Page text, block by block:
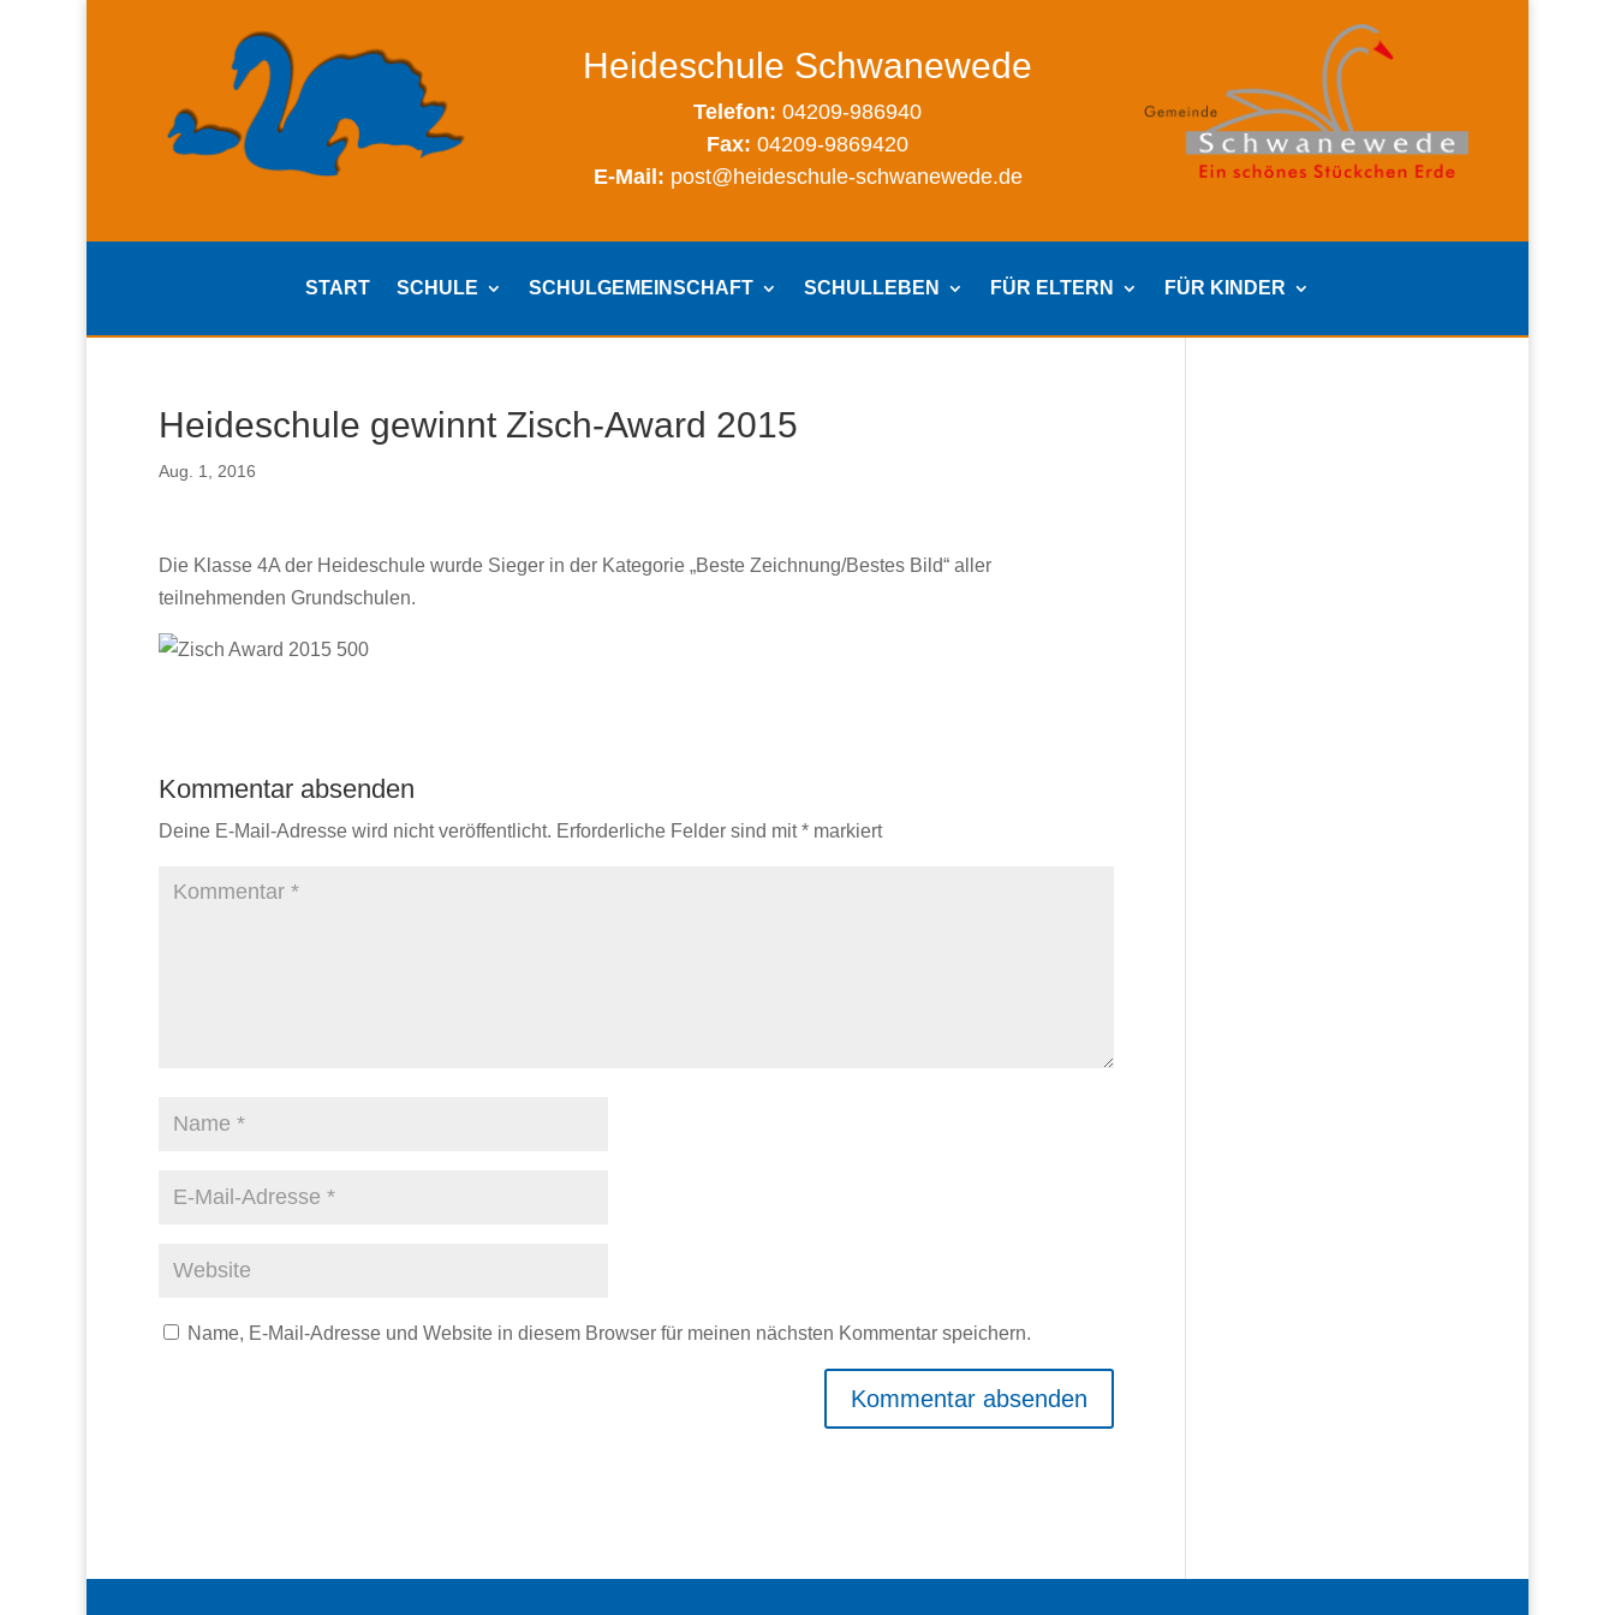
Heideschule Schwanewede
Telefon: 04209-986940
Fax: 04209-9869420
E-Mail: post@heideschule-schwanewede.de
START SCHULE SCHULGEMEINSCHAFT SCHULLEBEN FÜR ELTERN FÜR KINDER
Heideschule gewinnt Zisch-Award 2015
Aug. 1, 2016
Die Klasse 4A der Heideschule wurde Sieger in der Kategorie „Beste Zeichnung/Bestes Bild“ aller
teilnehmenden Grundschulen.
Kommentar absenden
Deine E-Mail-Adresse wird nicht veröffentlicht. Erforderliche Felder sind mit* markiert
Name, E-Mail-Adresse und Website in diesem Browser für meinen nächsten Kommentar speichern.